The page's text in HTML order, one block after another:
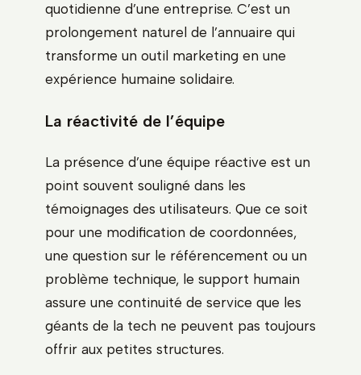
quotidienne d’une entreprise. C’est un
prolongement naturel de l’annuaire qui
transforme un outil marketing en une
expérience humaine solidaire.
La réactivité de l’équipe
La présence d’une équipe réactive est un
point souvent souligné dans les
témoignages des utilisateurs. Que ce soit
pour une modification de coordonnées,
une question sur le référencement ou un
problème technique, le support humain
assure une continuité de service que les
géants de la tech ne peuvent pas toujours
offrir aux petites structures.